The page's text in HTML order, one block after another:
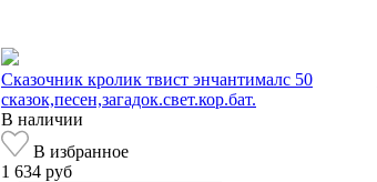
Сказочник кролик твист энчантималс 50
сказок,песен,загадок.свет.кор.бат.
В наличии
В избранное
1 634 руб